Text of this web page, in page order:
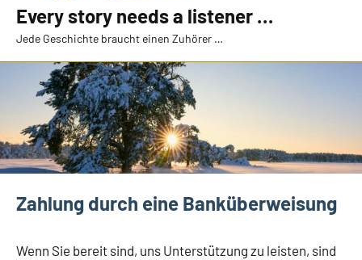
Every story needs a listener …
Jede Geschichte braucht einen Zuhörer …
Zahlung durch eine Banküberweisung
Wenn Sie bereit sind, uns Unterstützung zu leisten, sind